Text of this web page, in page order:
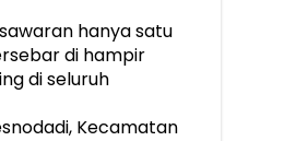
hanya satu
di hampir
di seluruh
Kecamatan